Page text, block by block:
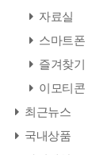
자료실
스마트폰
즐겨찾기
이모티콘
최근뉴스
국내상품